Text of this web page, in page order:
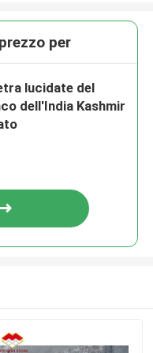
per
lucidate del
dell'India Kashmir